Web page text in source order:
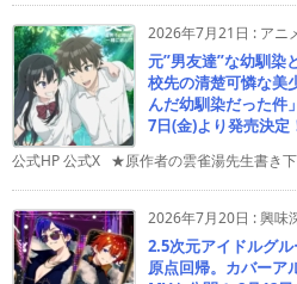
2026年7月21日 : アニ
元”男友達”な幼馴染
校先の清楚可憐な美
んだ幼馴染だった件
7日(金)より発売決定
公式HP 公式X ★原作者の雲雀湯先生書き
2026年7月20日 :興味
2.5次元アイドルグ
原点回帰。カバーア